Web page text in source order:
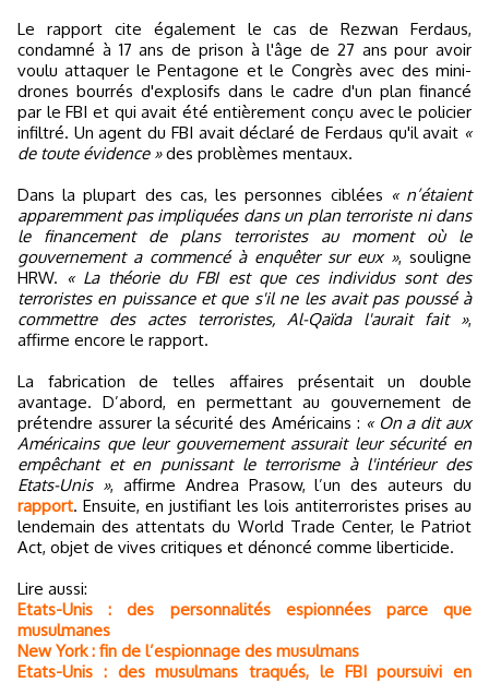
Le rapport cite également le cas de Rezwan Ferdaus,
condamné à 17 ans de prison à l'âge de 27 ans pour avoir
voulu attaquer le Pentagone et le Congrès avec des mini-
drones bourrés d'explosifs dans le cadre d'un plan financé
par le FBI et qui avait été entièrement conçu avec le policier
infiltré. Un agent du FBI avait déclaré de Ferdaus qu'il avait «
de toute évidence »des problèmes mentaux.
Dans la plupart des cas, les personnes ciblées « n’étaient
apparemment pas impliquées dans un plan terroriste ni dans
le financement de plans terroristes au moment où le
gouvernement a commencé à enquêter sur eux », souligne
HRW. « La théorie du FBI est que ces individus sont des
terroristes en puissance et que s'il ne les avait pas poussé à
commettre des actes terroristes, Al-Qaïda l'aurait fait »,
affirme encore le rapport.
La fabrication de telles affaires présentait un double
avantage. D’abord, en permettant au gouvernement de
prétendre assurer la sécurité des Américains : « On a dit aux
Américains que leur gouvernement assurait leur sécurité en
empêchant et en punissant le terrorisme à l'intérieur des
Etats-Unis », affirme Andrea Prasow, l’un des auteurs du
rapport. Ensuite, en justifiant les lois antiterroristes prises au
lendemain des attentats du World Trade Center, le Patriot
Act, objet de vives critiques et dénoncé comme liberticide.
Lire aussi:
Etats-Unis : des personnalités espionnées parce que
musulmanes
New York : fin de l’espionnage des musulmans
Etats-Unis : des musulmans traqués, le FBI poursuivi en